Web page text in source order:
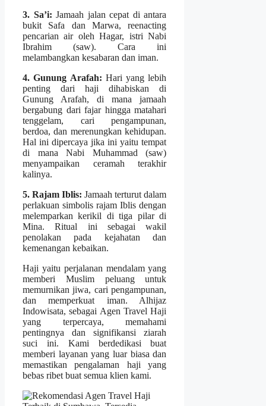
3. Sa’i: Jamaah jalan cepat di antara
bukit Safa dan Marwa, reenacting
pencarian air oleh Hagar, istri Nabi
Ibrahim (saw). Cara ini
melambangkan kesabaran dan iman.
4. Gunung Arafah: Hari yang lebih
penting dari haji dihabiskan di
Gunung Arafah, di mana jamaah
bergabung dari fajar hingga matahari
tenggelam, cari pengampunan,
berdoa, dan merenungkan kehidupan.
Hal ini dipercaya jika ini yaitu tempat
di mana Nabi Muhammad (saw)
menyampaikan ceramah terakhir
kalinya.
5. Rajam Iblis: Jamaah terturut dalam
perlakuan simbolis rajam Iblis dengan
melemparkan kerikil di tiga pilar di
Mina. Ritual ini sebagai wakil
penolakan pada kejahatan dan
kemenangan kebaikan.
Haji yaitu perjalanan mendalam yang
memberi Muslim peluang untuk
memurnikan jiwa, cari pengampunan,
dan memperkuat iman. Alhijaz
Indowisata, sebagai Agen Travel Haji
yang terpercaya, memahami
pentingnya dan signifikansi ziarah
suci ini. Kami berdedikasi buat
memberi layanan yang luar biasa dan
memastikan pengalaman haji yang
bebas ribet buat semua klien kami.